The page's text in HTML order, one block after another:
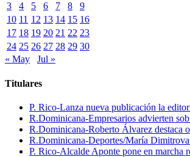
3
4 5 6 7 8
9
10 11 12 13 14 15 16
17 18 19 20 21 22 23
24 25 26 27 28 29 30
« May
Jul »
Titulares
P. Rico-Lanza nueva publicación la
R.Dominicana-Empresarios advierten
R.Dominicana-Roberto Álvarez destaca
R.Dominicana-Deportes/María
P. Rico-Alcalde Aponte pone en marcha